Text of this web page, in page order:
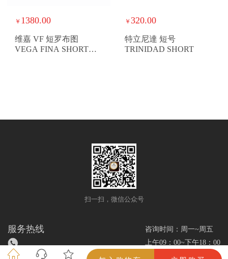
￥ 1380.00
维嘉 VF 短罗布图
VEGA FINA SHORT
￥ 320.00
特立尼達 短号
TRINIDAD SHORT
扫一扫，微信公众号
服务热线
咨询时间：周一~周五
上午09：00~下午18：00